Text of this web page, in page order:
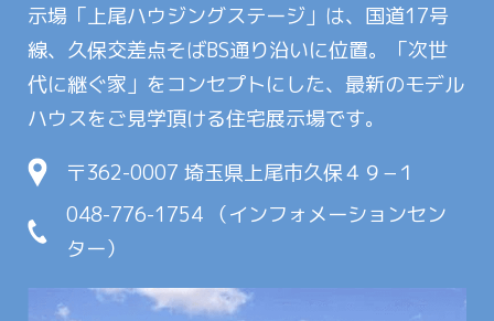
示場「上尾ハウジングステージ」は、国道17号
線、久保交差点そばBS通り沿いに位置。「次世
代に継ぐ家」をコンセプトにした、最新のモデル
ハウスをご見学頂ける住宅展示場です。
〒362-0007 埼玉県上尾市久保４９−１
048-776-1754 （インフォメーションセン
ター）